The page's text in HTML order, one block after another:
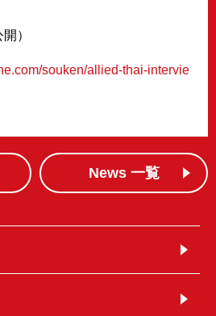
）
souken/allied-thai-intervie
News 一覧